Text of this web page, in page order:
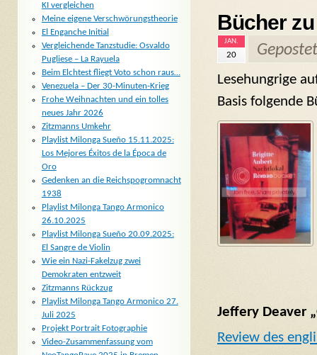
Bücher
JAN.
20
Lesehungrige
Basis folgende
Jeffery Deaver
Review des
KI vergleichen
Meine eigene Verschwörungstheorie
El Enganche Initial
Vergleichende Tanzstudie: Osvaldo
Pugliese – La Rayuela
Beim Elchtest fliegt Voto schon raus…
Venezuela – Der 30-Minuten-Krieg
Frohe Weihnachten und ein tolles
neues Jahr 2026
Zitzmanns Umkehr
Playlist Milonga Sueño 15.11.2025:
Los Mejores Éxitos de la Época de
Oro
Gedenken an die Reichspogromnacht
1938
Playlist Milonga Tango Armonico
26.10.2025
Playlist Milonga Sueño 20.09.2025:
El Sangre de Violin
Wie ein Nazi-Fakelzug zwei
Demokraten entzweit
Zitzmanns Rückzug
Playlist Milonga Tango Armonico 27.
Juli 2025
Projekt Portrait Fotographie
Video-Zusammenfassung vom